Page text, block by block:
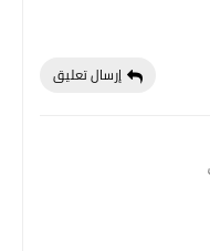
إرسال تعليق